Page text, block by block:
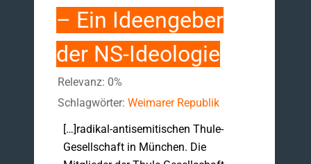
– Ein Ideengeber
der NS-Ideologie
Relevanz: 0%
Schlagwörter: Weimarer Republik
[…]radikal-antisemitischen Thule-
Gesellschaft in München. Die